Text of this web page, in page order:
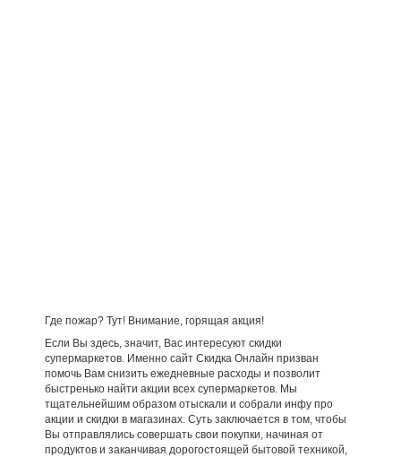
Где пожар? Тут! Внимание, горящая акция!
Если Вы здесь, значит, Вас интересуют скидки
супермаркетов. Именно сайт Скидка Онлайн призван
помочь Вам снизить ежедневные расходы и позволит
быстренько найти акции всех супермаркетов. Мы
тщательнейшим образом отыскали и собрали инфу про
акции и скидки в магазинах. Суть заключается в том, чтобы
Вы отправлялись совершать свои покупки, начиная от
продуктов и заканчивая дорогостоящей бытовой техникой,